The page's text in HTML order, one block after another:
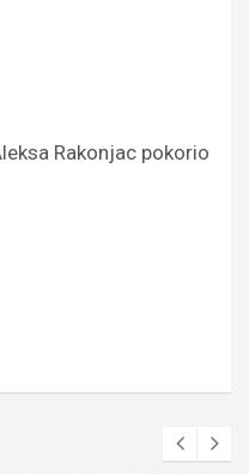
Rakonjac pokorio